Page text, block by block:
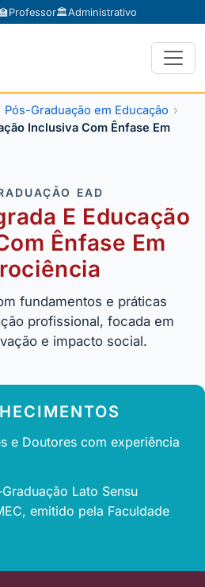
Professor🏛️Administrativo
Pós-Graduação em Educação
Inclusiva Com Ênfase Em
EAD
E Educação
Ênfase Em
fundamentos e práticas
profissional, focada em
e impacto social.
e Doutores com experiência
Lato Sensu
emitido pela Faculdade